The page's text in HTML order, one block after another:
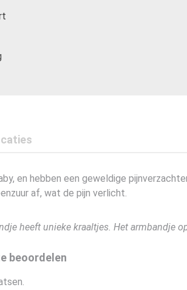
en hebben een geweldige
af, wat de pijn verlicht.
heeft unieke kraaltjes. Het armbandje
beoordelen